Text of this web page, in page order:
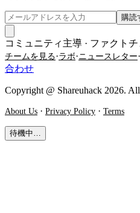
購読
コミュニティ主導 · ファクト
チームを見る·ラボ·ニュースレター·
合わせ
Copyright @ Shareuhack 2026.
About Us · Privacy Policy · Terms
待機中…